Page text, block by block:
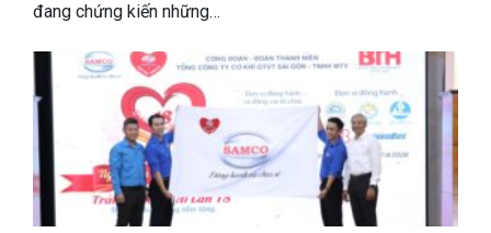
đang chứng kiến những…